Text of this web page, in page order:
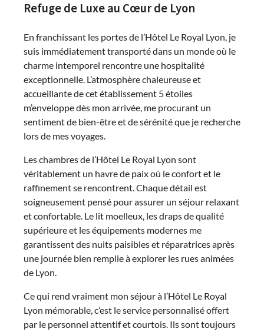
Refuge de Luxe au Cœur de Lyon
En franchissant les portes de l’Hôtel Le Royal Lyon, je
suis immédiatement transporté dans un monde où le
charme intemporel rencontre une hospitalité
exceptionnelle. L’atmosphère chaleureuse et
accueillante de cet établissement 5 étoiles
m’enveloppe dès mon arrivée, me procurant un
sentiment de bien-être et de sérénité que je recherche
lors de mes voyages.
Les chambres de l’Hôtel Le Royal Lyon sont
véritablement un havre de paix où le confort et le
raffinement se rencontrent. Chaque détail est
soigneusement pensé pour assurer un séjour relaxant
et confortable. Le lit moelleux, les draps de qualité
supérieure et les équipements modernes me
garantissent des nuits paisibles et réparatrices après
une journée bien remplie à explorer les rues animées
de Lyon.
Ce qui rend vraiment mon séjour à l’Hôtel Le Royal
Lyon mémorable, c’est le service personnalisé offert
par le personnel attentif et courtois. Ils sont toujours